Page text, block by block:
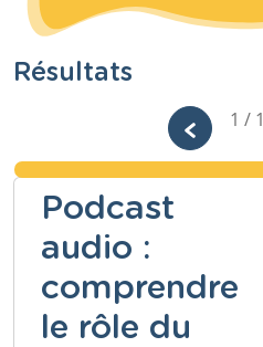
Résultats
1 / 1
Podcast
audio :
comprendre
le rôle du